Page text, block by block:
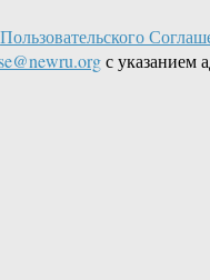
Пользовательского
с указанием